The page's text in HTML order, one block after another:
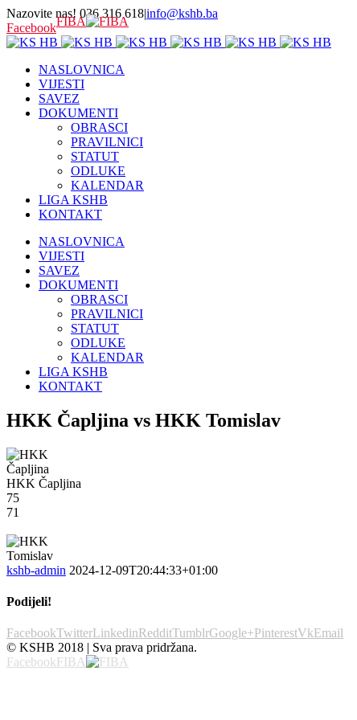
Nazovite nas! 036 316 618|info@kshb.ba
FacebookFIBA
NASLOVNICA
VIJESTI
SAVEZ
DOKUMENTI
OBRASCI
PRAVILNICI
STATUT
ODLUKE
KALENDAR
LIGA KSHB
KONTAKT
NASLOVNICA
VIJESTI
SAVEZ
DOKUMENTI
OBRASCI
PRAVILNICI
STATUT
ODLUKE
KALENDAR
LIGA KSHB
KONTAKT
HKK Čapljina vs HKK Tomislav
HKK Čapljina
75
71
kshb-admin 2024-12-09T20:44:33+01:00
Podijeli!
FacebookTwitterLinkedinRedditTumblrGoogle+PinterestVkEmail
© KSHB 2018 | Sva prava pridržana.
FacebookFIBA